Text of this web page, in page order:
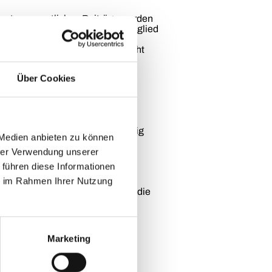
Über Cookies
anbieten zu können
Verwendung unserer
diese Informationen
Rahmen Ihrer Nutzung
Marketing
monatlichen Beiträge werden
fällig. Gerät das Mitglied
zur Zahlung fällig.
werden vom 7FITaugsburg nicht
zum Monatsende vorzeitig
es sei denn, der Verlust oder die
des Körpers oder der
schuldhafte Unterlassung